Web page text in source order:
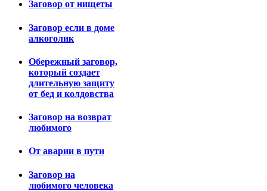
Заговор от нищеты
Заговор если в доме
алкоголик
Обережный заговор,
который создает
длительную защиту
от бед и колдовства
Заговор на возврат
любимого
От аварии в пути
Заговор на
любимого человека